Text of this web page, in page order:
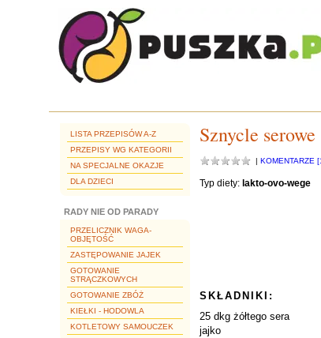
LISTA PRZEPISÓW A-Z
PRZEPISY WG KATEGORII
NA SPECJALNE OKAZJE
DLA DZIECI
RADY NIE OD PARADY
PRZELICZNIK WAGA-
OBJĘTOŚĆ
ZASTĘPOWANIE JAJEK
GOTOWANIE
STRĄCZKOWYCH
GOTOWANIE ZBÓŻ
KIEŁKI - HODOWLA
KOTLETOWY SAMOUCZEK
Sznycle serowe
| KOMENTARZE
Typ diety: lakto-ovo-wege
SKŁADNIKI:
25 dkg żółtego sera
jajko